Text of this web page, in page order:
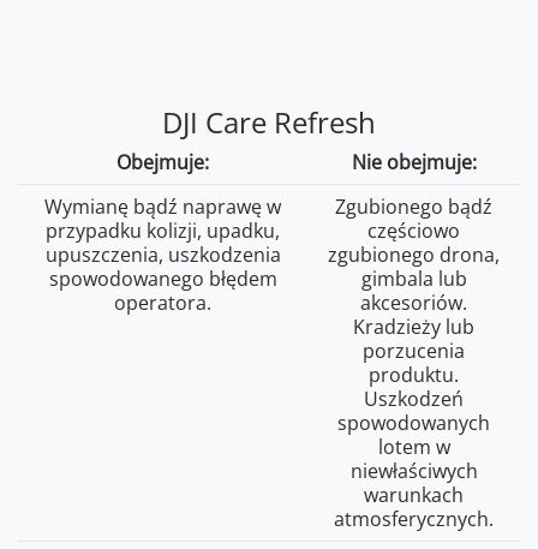
DJI Care Refresh
Obejmuje:
Nie obejmuje:
Wymianę bądź naprawę w
przypadku kolizji, upadku,
upuszczenia, uszkodzenia
spowodowanego błędem
operatora.
Zgubionego bądź
częściowo
zgubionego drona,
gimbala lub
akcesoriów.
Kradzieży lub
porzucenia
produktu.
Uszkodzeń
spowodowanych
lotem w
niewłaściwych
warunkach
atmosferycznych.